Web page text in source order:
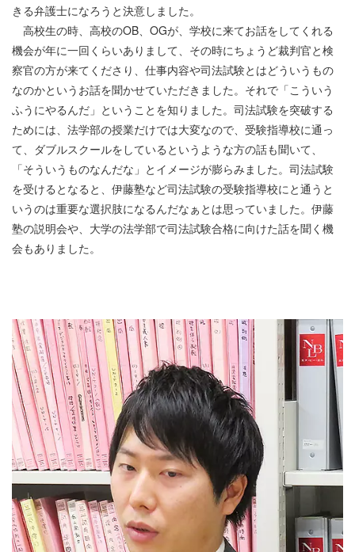
きる弁護士になろうと決意しました。
高校生の時、高校のOB、OGが、学校に来てお話をしてくれる
機会が年に一回くらいありまして、その時にちょうど裁判官と検
察官の方が来てくださり、仕事内容や司法試験とはどういうもの
なのかというお話を聞かせていただきました。それで「こういう
ふうにやるんだ」ということを知りました。司法試験を突破する
ためには、法学部の授業だけでは大変なので、受験指導校に通っ
て、ダブルスクールをしているというような方の話も聞いて、
「そういうものなんだな」とイメージが膨らみました。司法試験
を受けるとなると、伊藤塾など司法試験の受験指導校にと通うと
いうのは重要な選択肢になるんだなぁとは思っていました。伊藤
塾の説明会や、大学の法学部で司法試験合格に向けた話を聞く機
会もありました。